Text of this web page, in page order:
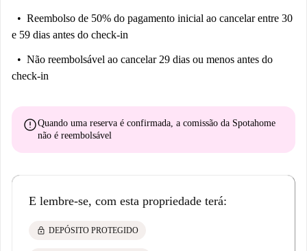
Reembolso de 50% do pagamento inicial ao cancelar entre 30
e 59 dias antes do check-in
Não reembolsável ao cancelar 29 dias ou menos antes do
check-in
errorQuando uma reserva é confirmada, a comissão da Spotahome
não é reembolsável
E lembre-se, com esta propriedade terá:
lock DEPÓSITO PROTEGIDO